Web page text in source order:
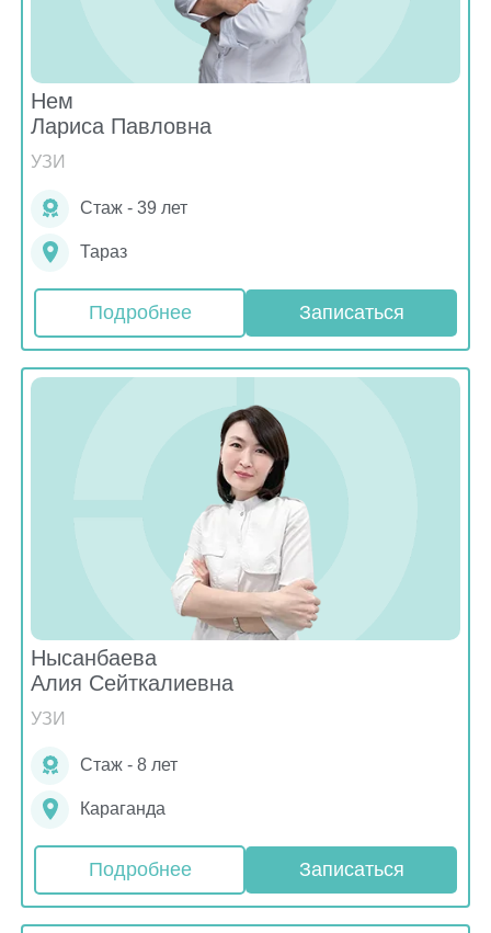
Нем
Лариса Павловна
УЗИ
Стаж - 39 лет
Тараз
Подробнее Записаться
Нысанбаева
Алия Сейткалиевна
УЗИ
Стаж - 8 лет
Караганда
Подробнее Записаться